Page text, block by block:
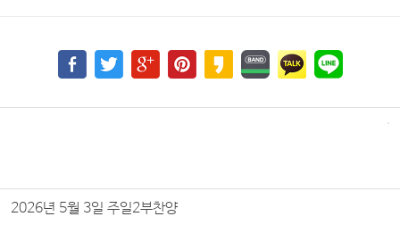
2026년 5월 3일 주일2부찬양